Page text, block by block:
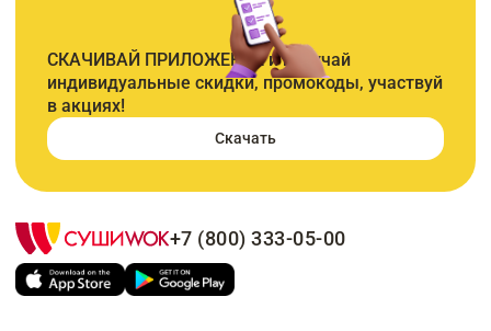
СКАЧИВАЙ ПРИЛОЖЕНИЕ и получай
индивидуальные скидки, промокоды, участвуй
в акциях!
Скачать
+7 (800) 333-05-00